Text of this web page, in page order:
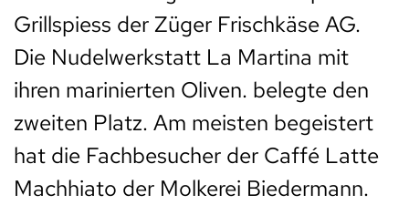
Grillspiess der Züger Frischkäse AG.
Die Nudelwerkstatt La Martina mit
ihren marinierten Oliven. belegte den
zweiten Platz. Am meisten begeistert
hat die Fachbesucher der Caffé Latte
Machhiato der Molkerei Biedermann.